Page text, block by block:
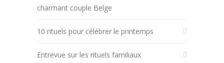
charmant couple Belge
10 rituels pour célébrer le printemps
Entrevue sur les rituels familiaux